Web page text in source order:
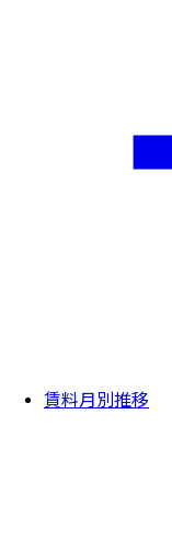
賃料月別推移